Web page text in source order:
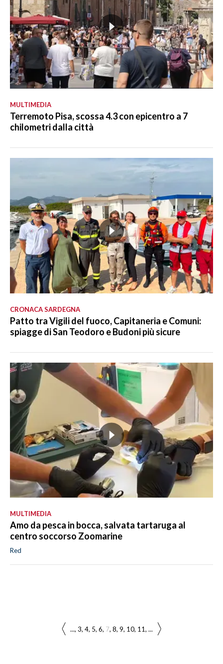
MULTIMEDIA
Terremoto Pisa, scossa 4.3 con epicentro a 7
chilometri dalla città
CRONACA SARDEGNA
Patto tra Vigili del fuoco, Capitaneria e Comuni:
spiagge di San Teodoro e Budoni più sicure
MULTIMEDIA
Amo da pesca in bocca, salvata tartaruga al
centro soccorso Zoomarine
Red
... 3 4 5 6 7 8 9 10 11 ...